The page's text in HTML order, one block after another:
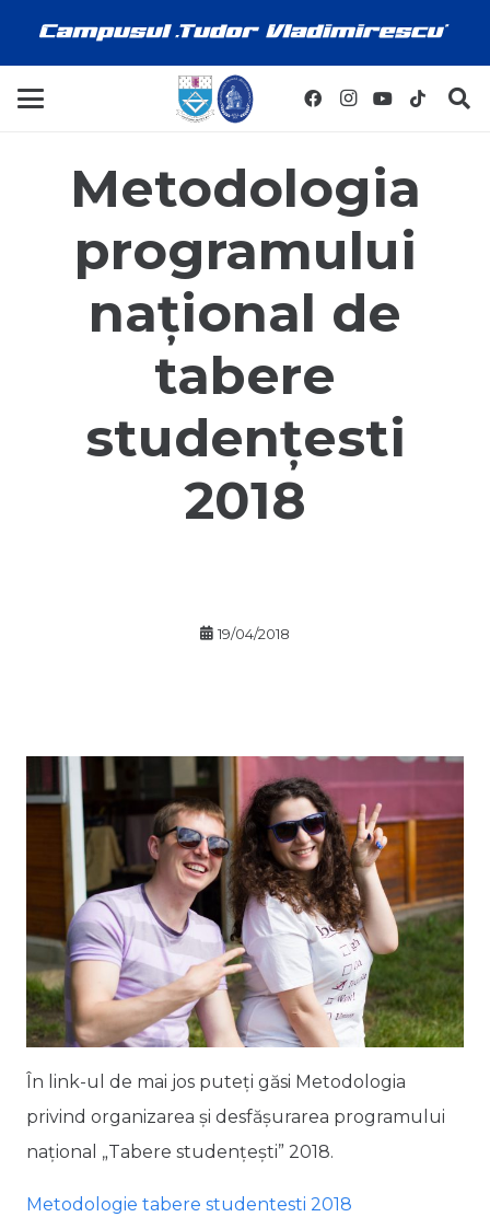
Metodologia
programului
național de
tabere
studențesti
2018
19/04/2018
În link-ul de mai jos puteți găsi Metodologia
privind organizarea și desfășurarea programului
național „Tabere studențești” 2018.
Metodologie tabere studentesti 2018